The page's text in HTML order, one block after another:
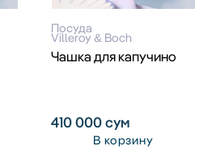
Посуда
Villeroy & Boch
Чашка для капучино
410 000сум
В корзину